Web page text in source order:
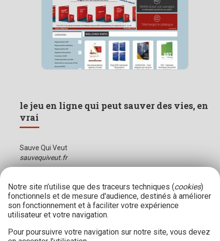
le jeu en ligne qui peut sauver des vies, en
vrai
Sauve Qui Veut
sauvequiveut.fr
Notre site n’utilise que des traceurs techniques (cookies)
fonctionnels et de mesure d'audience, destinés à améliorer
son fonctionnement et à faciliter votre expérience
utilisateur et votre navigation.
Pour poursuivre votre navigation sur notre site, vous devez